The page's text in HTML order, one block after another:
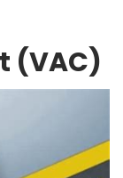
(VAC)